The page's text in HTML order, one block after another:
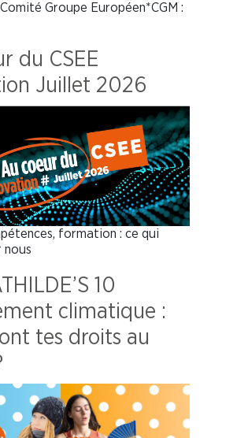
Groupe Européen*CGM :
du CSEE
Juillet 2026
formation : ce qui
nous
10
climatique :
tes droits au